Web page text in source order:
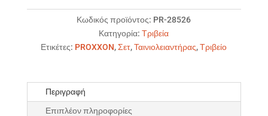
Κωδικός προϊόντος: PR-28526
Κατηγορία:Τριβεία
Ετικέτες: PROXXON,Σετ,Ταινιολειαντήρας,Τριβείο
Περιγραφή
Επιπλέον πληροφορίες